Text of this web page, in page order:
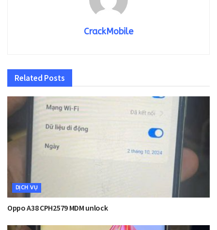
CrackMobile
Related Posts
DỊCH VỤ
Oppo A38 CPH2579 MDM unlock